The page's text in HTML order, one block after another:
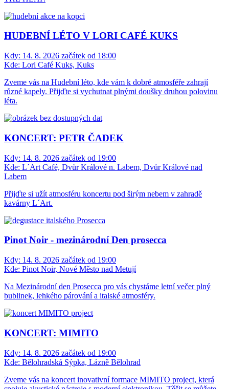
HUDEBNÍ LÉTO V LORI CAFÉ KUKS
Kdy: 14. 8. 2026 začátek od 18:00
Kde: Lori Café Kuks, Kuks
Zveme vás na Hudební léto, kde vám k dobré atmosféře zahrají
různé kapely. Přijďte si vychutnat plnými doušky druhou polovinu
léta.
KONCERT: PETR ČADEK
Kdy: 14. 8. 2026 začátek od 19:00
Kde: L´Art Café, Dvůr Králové n. Labem, Dvůr Králové nad
Labem
Přijďte si užít atmosféru koncertu pod širým nebem v zahradě
kavárny L´Art.
Pinot Noir - mezinárodní Den prosecca
Kdy: 14. 8. 2026 začátek od 19:00
Kde: Pinot Noir, Nové Město nad Metují
Na Mezinárodní den Prosecca pro vás chystáme letní večer plný
bublinek, lehkého párování a italské atmosféry.
KONCERT: MIMITO
Kdy: 14. 8. 2026 začátek od 19:00
Kde: Bělohradská Sýpka, Lázně Bělohrad
Zveme vás na koncert inovativní formace MIMITO project, která